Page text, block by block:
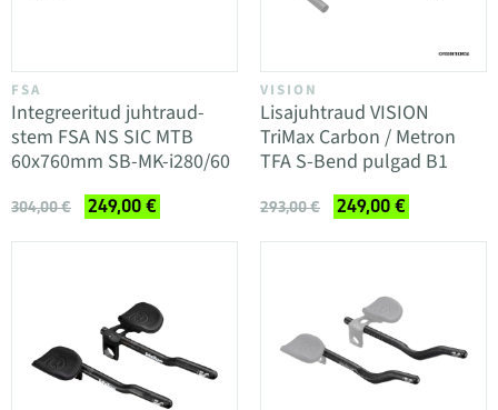
FSA
Integreeritud juhtraud-
stem FSA NS SIC MTB
60x760mm SB-MK-i280/60
304,00 € 249,00 €
VISION
Lisajuhtraud VISION
TriMax Carbon / Metron
TFA S-Bend pulgad B1
293,00 € 249,00 €